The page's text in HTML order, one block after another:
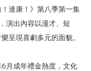
達康！》第八季第一集
演出內容以漫才、短
呈現喜劇多元的面貌。
月成年禮金熱度，文化